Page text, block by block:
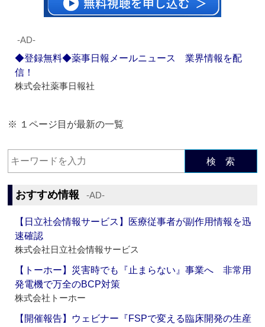
‐AD‐
◆登録無料◆薬事日報メールニュース 業界情報を配
信！
株式会社薬事日報社
※ １ページ目が最新の一覧
検 索
おすすめ情報 ‐AD‐
【日立社会情報サービス】医療従事者が副作用情報を迅
速確認
株式会社日立社会情報サービス
【トーホー】災害時でも『止まらない』事業へ 非常用
発電機で万全のBCP対策
株式会社トーホー
【開催報告】ウェビナー『FSPで変える臨床開発の生産